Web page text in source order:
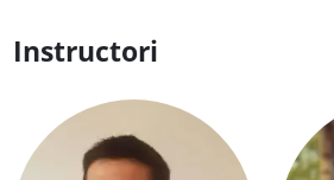
Instructori